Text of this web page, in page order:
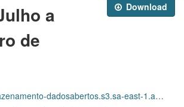
Download
a
de
PDA_2023_2025/Grupos_de_dados/Comunica%C3%A7%C3%B5es+de+Acidente+de+Trabalho+%E2%80%93+CAT/CATS+EMITIDAS_JULHO+A+DEZEMBRO_2014.xlsx